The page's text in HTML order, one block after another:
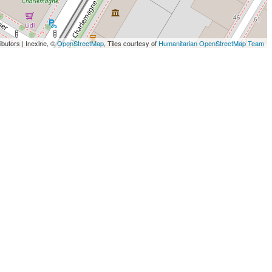
| Inexine, ©OpenStreetMap, Tiles courtesy of Humanitarian OpenStreetMap Team